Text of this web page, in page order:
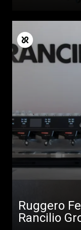
Ruggero
Rancilio